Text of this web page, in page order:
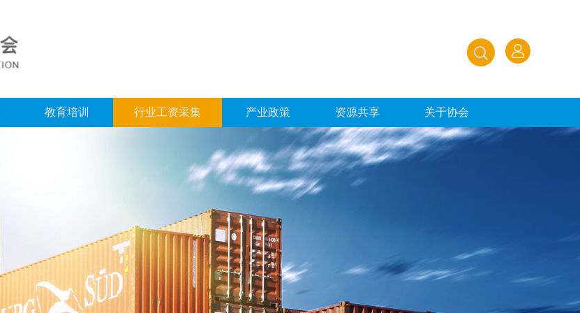
教育培训 行业工资采集 产业政策 资源共享 关于协会